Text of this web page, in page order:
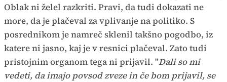
Oblak ni želel razkriti. Pravi, da tudi dokazati ne
more, da je plačeval za vplivanje na politiko. S
posrednikom je namreč sklenil takšno pogodbo, iz
katere ni jasno, kaj je v resnici plačeval. Zato tudi
pristojnim organom tega ni prijavil. "Dali so mi
vedeti, da imajo povsod zveze in če bom prijavil, se